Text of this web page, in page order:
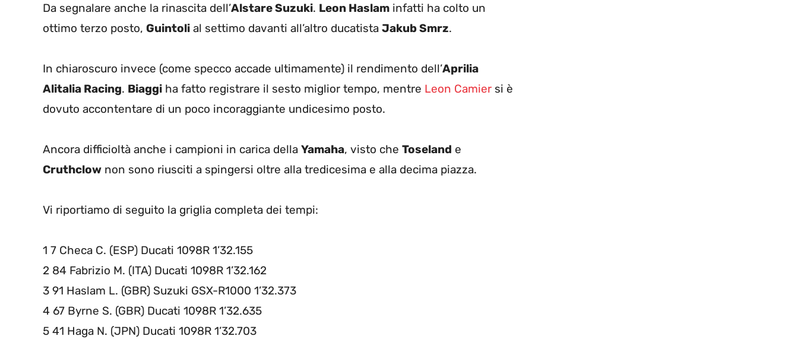
Da segnalare anche la rinascita dell’Alstare Suzuki. Leon Haslam infatti ha colto un
ottimo terzo posto, Guintoli al settimo davanti all’altro ducatista Jakub Smrz.
In chiaroscuro invece (come specco accade ultimamente) il rendimento dell’Aprilia
Alitalia Racing. Biaggi ha fatto registrare il sesto miglior tempo, mentre Leon Camier si è
dovuto accontentare di un poco incoraggiante undicesimo posto.
Ancora difficioltà anche i campioni in carica della Yamaha, visto che Toseland e
Cruthclow non sono riusciti a spingersi oltre alla tredicesima e alla decima piazza.
Vi riportiamo di seguito la griglia completa dei tempi:
1 7 Checa C. (ESP) Ducati 1098R 1’32.155
2 84 Fabrizio M. (ITA) Ducati 1098R 1’32.162
3 91 Haslam L. (GBR) Suzuki GSX-R1000 1’32.373
4 67 Byrne S. (GBR) Ducati 1098R 1’32.635
5 41 Haga N. (JPN) Ducati 1098R 1’32.703